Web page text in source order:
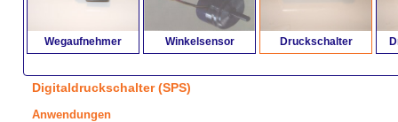
Wegaufnehmer Winkelsensor Druckschalter
Digitaldruckschalter (SPS)
Anwendungen